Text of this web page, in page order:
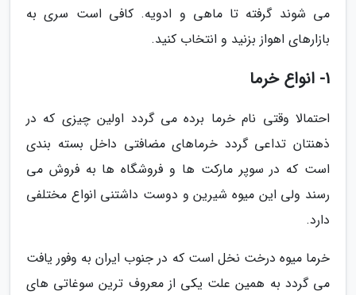
می شوند گرفته تا ماهی و ادویه. کافی است سری به
بازارهای اهواز بزنید و انتخاب کنید.
1- انواع خرما
احتمالا وقتی نام خرما برده می گردد اولین چیزی که در
ذهنتان تداعی گردد خرماهای مضافتی داخل بسته بندی
است که در سوپر مارکت ها و فروشگاه ها به فروش می
رسند ولی این میوه شیرین و دوست داشتنی انواع مختلفی
دارد.
خرما میوه درخت نخل است که در جنوب ایران به وفور یافت
می گردد به همین علت یکی از معروف ترین سوغاتی های